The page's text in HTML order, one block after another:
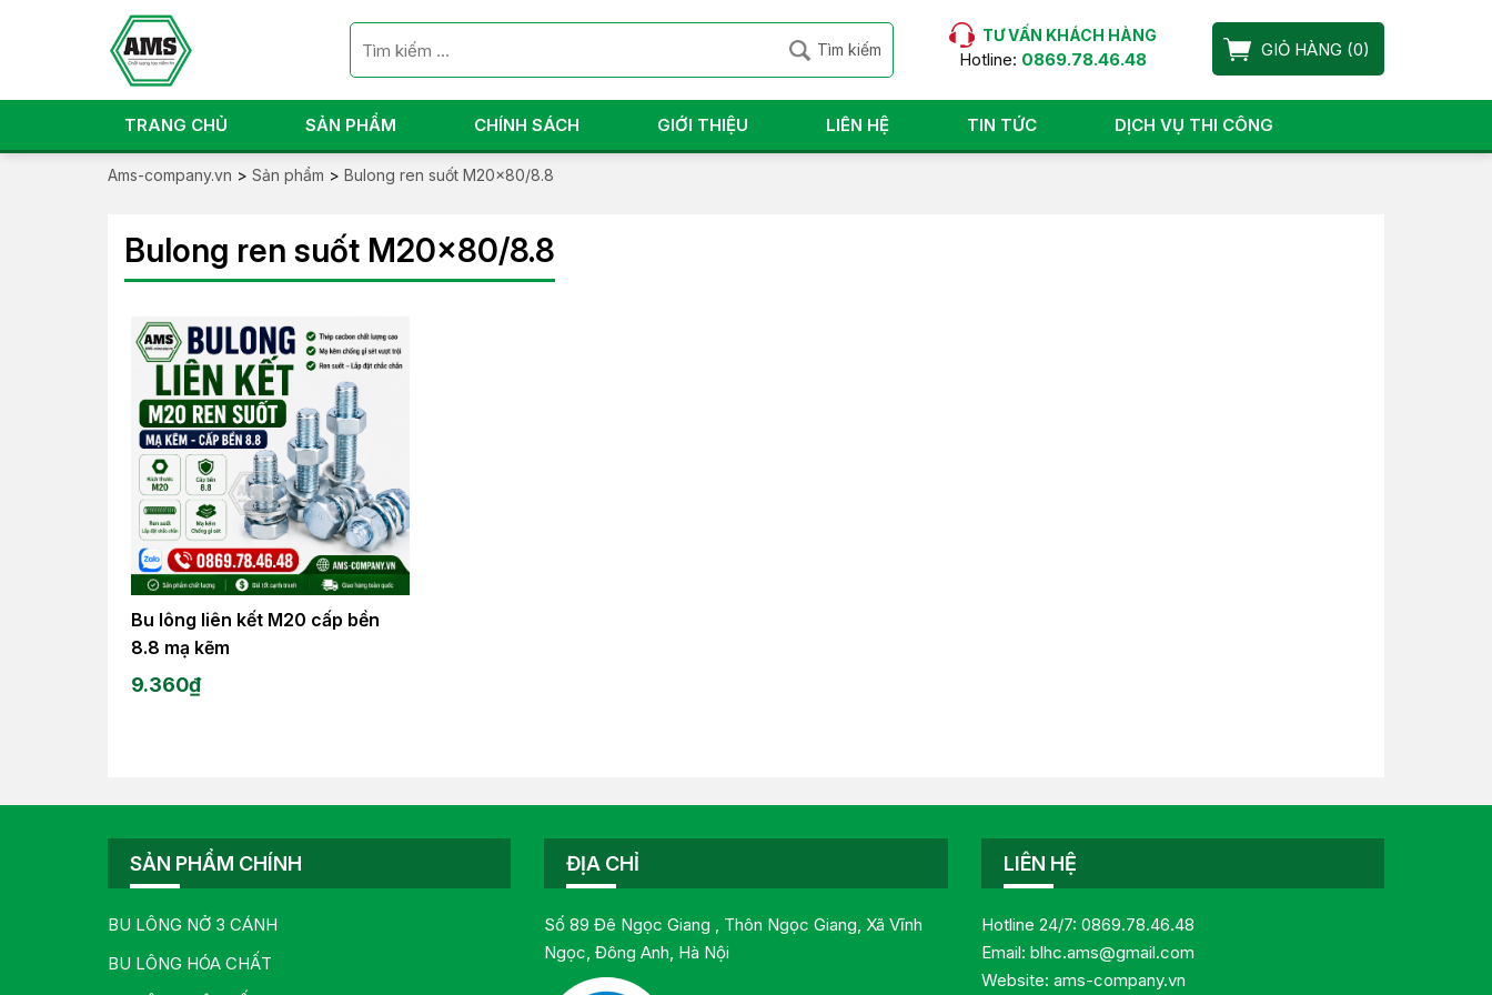
GIỎ HÀNG (0)
TƯ VẤN KHÁCH HÀNG
Hotline: 0869.78.46.48
TRANG CHỦ SẢN PHẨM CHÍNH SÁCH GIỚI THIỆU LIÊN HỆ TIN TỨC DỊCH VỤ THI CÔNG
Ams-company.vn > Sản phẩm > Bulong ren suốt M20x80/8.8
Bulong ren suốt M20x80/8.8
Bu lông liên kết M20 cấp bền
8.8 mạ kẽm
9.360₫
SẢN PHẨM CHÍNH
BU LÔNG NỞ 3 CÁNH
BU LÔNG HÓA CHẤT
ĐỊA CHỈ
Số 89 Đê Ngọc Giang , Thôn Ngọc Giang, Xã Vĩnh
Ngọc, Đông Anh, Hà Nội
LIÊN HỆ
Hotline 24/7: 0869.78.46.48
Email: blhc.ams@gmail.com
Website: ams-company.vn